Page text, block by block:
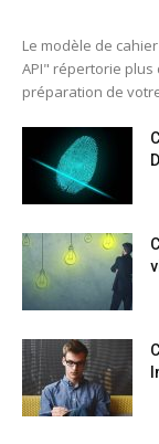
Le modèle de
API" répertorie plus
préparation de